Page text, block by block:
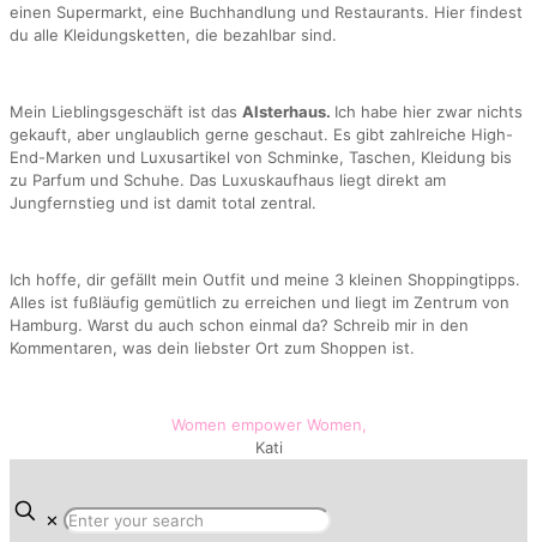
einen Supermarkt, eine Buchhandlung und Restaurants. Hier findest
du alle Kleidungsketten, die bezahlbar sind.
Mein Lieblingsgeschäft ist das Alsterhaus. Ich habe hier zwar nichts
gekauft, aber unglaublich gerne geschaut. Es gibt zahlreiche High-
End-Marken und Luxusartikel von Schminke, Taschen, Kleidung bis
zu Parfum und Schuhe. Das Luxuskaufhaus liegt direkt am
Jungfernstieg und ist damit total zentral.
Ich hoffe, dir gefällt mein Outfit und meine 3 kleinen Shoppingtipps.
Alles ist fußläufig gemütlich zu erreichen und liegt im Zentrum von
Hamburg. Warst du auch schon einmal da? Schreib mir in den
Kommentaren, was dein liebster Ort zum Shoppen ist.
Women empower Women,
Kati
✕